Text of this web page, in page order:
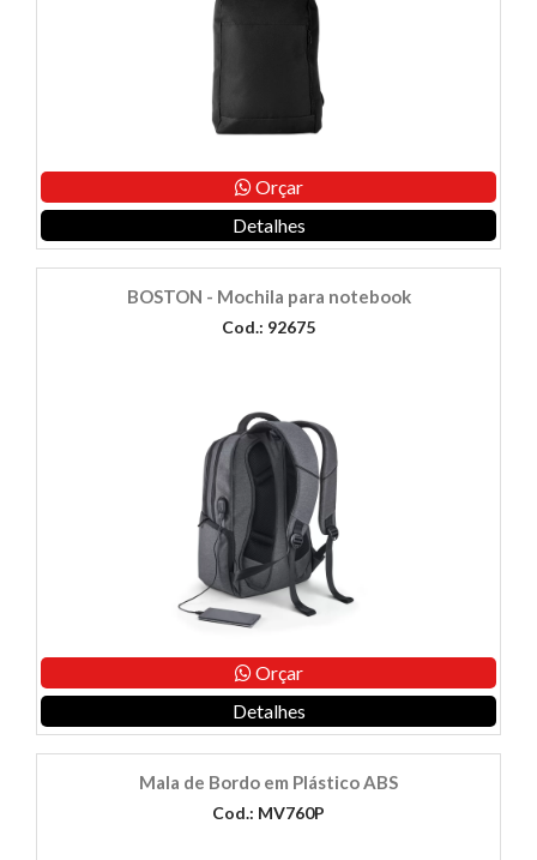
Orçar
Detalhes
BOSTON - Mochila para notebook
Cod.: 92675
Orçar
Detalhes
Mala de Bordo em Plástico ABS
Cod.: MV760P